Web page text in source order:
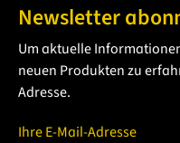
Newsletter
Um aktuelle
neuen Produkten zu
Adresse.
Ihre E-Mail-Adresse